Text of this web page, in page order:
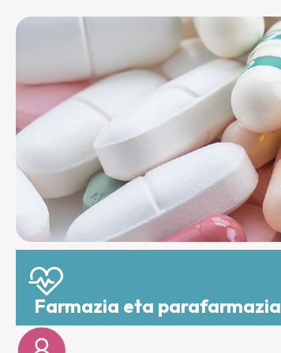
Farmazia eta parafarmazia